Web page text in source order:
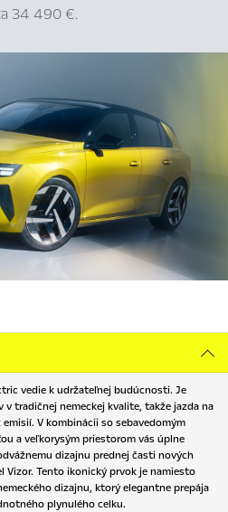
34 490 €.
vedie k udržateľnej budúcnosti. Je
tradičnej nemeckej kvalite, takže jazda na
V kombinácii so sebavedomým
a veľkorysým priestorom vás úplne
dizajnu prednej časti nových
Vizor. Tento ikonický prvok je namiesto
dizajnu, ktorý elegantne prepája
plynulého celku.